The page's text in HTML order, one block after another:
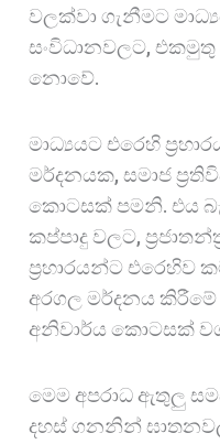
වලක්වා ගැනීමට
සංවිධානවලට,
නොවේ.
මාධ්‍යයට එරෙහි
මර්දනයක, සමාජ
කොටසක් පමනි. එය
කප්පාදු වලට,
ප්‍රහාරයන්ට එරෙහිව
අරගල මර්දනය කිරීමේ
අනිවාර්ය කොටසක්
මෙම අපරාධ ඇතුලු
දහස් ගනනින්